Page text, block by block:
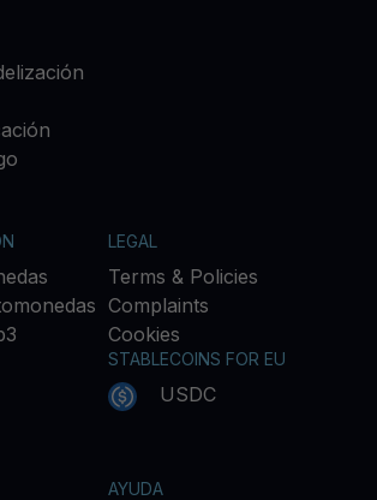
LEGAL
Terms & Policies
Complaints
Cookies
STABLECOINS FOR EU
USDC
AYUDA